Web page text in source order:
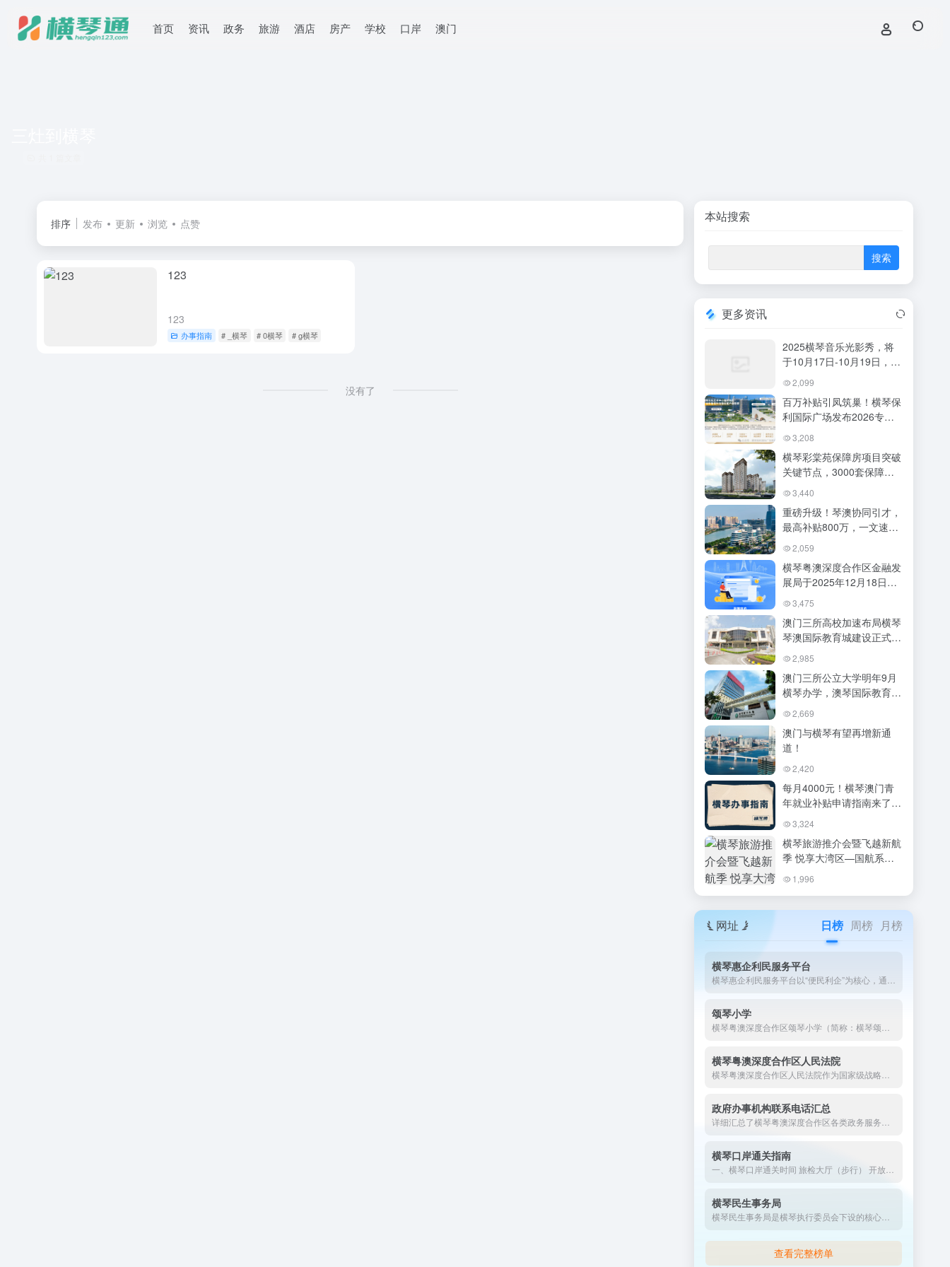
首页 资讯 政务 旅游 酒店 房产 学校 口岸 澳门
排序 发布 更新 浏览 点赞
123
123
办事指南 # _横琴 # 0横琴 # g横琴
没有了
本站搜索
更多资讯
2025横琴音乐光影秀，将
于10月17日-10月19日，在
横琴国际金融中心北侧大草
坪上演，附攻略→
2,099
百万补贴引凤筑巢！横琴保
利国际广场发布2026专项
招商政策，助力琴澳一体化
产业升级
3,208
横琴彩棠苑保障房项目突破
关键节点，3000套保障性
租赁住房建设全面提速
3,440
重磅升级！琴澳协同引才，
最高补贴800万，一文速览
核心干货
2,059
横琴粤澳深度合作区金融发
展局于2025年12月18日正
式印发修订后的《横琴粤澳
深度合作区促进金融产业高
质量发展扶持办法》
3,475
澳门三所高校加速布局横琴
琴澳国际教育城建设正式启
动 2,985
澳门三所公立大学明年9月
横琴办学，澳琴国际教育城
迎来里程碑
2,669
澳门与横琴有望再增新通
道！
2,420
每月4000元！横琴澳门青
年就业补贴申请指南来了，
这些常见问题必看！
3,324
横琴旅游推介会暨飞越新航
季 悦享大湾区—国航系
2025夏秋产品渠道推介会
1,996
网址 日榜 周榜 月榜
横琴惠企利民服务平台
颂琴小学
横琴粤澳深度合作区人民法院
政府办事机构联系电话汇总
横琴口岸通关指南
横琴民生事务局
查看完整榜单